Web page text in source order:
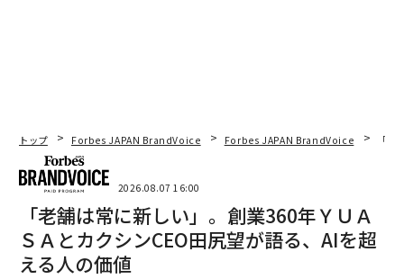
トップ Forbes JAPAN BrandVoice Forbes JAPAN BrandVoice 「
2026.08.07 16:00
「老舗は常に新しい」。創業360年ＹＵＡ
ＳＡとカクシンCEO田尻望が語る、AIを超
える人の価値